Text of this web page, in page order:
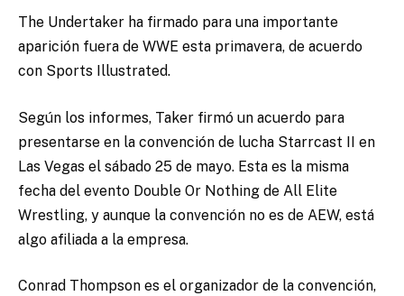
The Undertaker ha firmado para una importante
aparición fuera de WWE esta primavera, de acuerdo
con Sports Illustrated.
Según los informes, Taker firmó un acuerdo para
presentarse en la convención de lucha Starrcast II en
Las Vegas el sábado 25 de mayo. Esta es la misma
fecha del evento Double Or Nothing de All Elite
Wrestling, y aunque la convención no es de AEW, está
algo afiliada a la empresa.
Conrad Thompson es el organizador de la convención,